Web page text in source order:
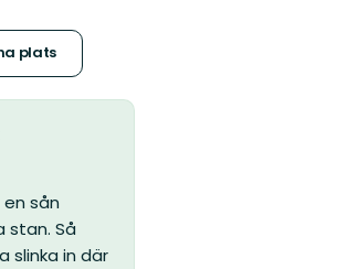
plats
sån
stan. Så
slinka in där